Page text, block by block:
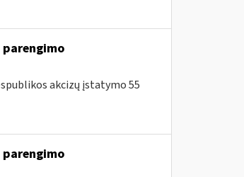
akcizų įstatymo 55